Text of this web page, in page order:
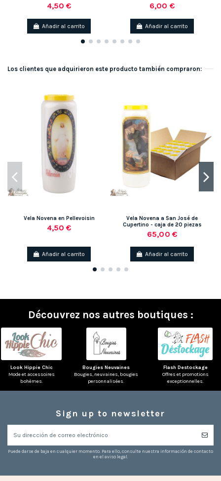
4,50 €
Añadir al carrito
6,00 €
Añadir al carrito
Los clientes que adquirieron este producto también compraron:
Vela Novena en Pellevoisin
4,50 €
Añadir al carrito
Vela Novena a San José de
Cupertino - caja de 20 piezas
65,00 €
Añadir al carrito
Découvrez nos autres boutiques :
Look Hippie Chic
Mode et accessoires
bohèmes.
Bougies Neuvaines
Bougies, neuvaines, bougies
personnalisées.
Flash Destockage
Offres et promotions
exceptionnelles.
Sign up to newsletter
Puede darse de baja en cualquier momento. Para ello, consulte nuestra información de contacto
en el aviso legal.